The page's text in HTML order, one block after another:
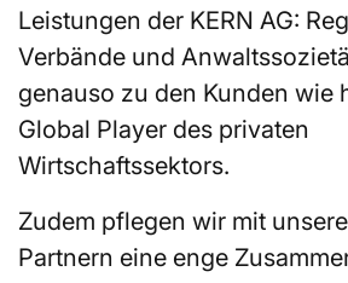
Leistungen der KERN AG:
Verbände und
genauso zu den Kunden wie
Global Player des privaten
Wirtschaftssektors.
Zudem pflegen wir mit
Partnern eine enge